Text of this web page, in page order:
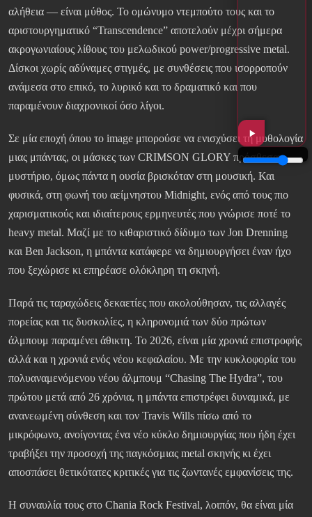
αλήθεια — είναι μύθος. Το ομώνυμο ντεμπούτο τους και το
αριστουργηματικό “Transcendence” αποτελούν μέχρι σήμερα
ακρογωνιαίους λίθους του μελωδικού power/progressive metal.
Δίσκοι χωρίς αδύναμες στιγμές, με συνθέσεις που ισορροπούν
ανάμεσα στο επικό, το λυρικό και το δραματικό και που
παραμένουν διαχρονικοί όσο λίγοι.
Σε μία εποχή όπου το image μπορούσε να ενισχύσει τη μυθολογία
μιας μπάντας, οι μάσκες των CRIMSON GLORY πρόσθεσαν
μυστήριο, όμως πάντα η ουσία βρισκόταν στη μουσική. Και
φυσικά, στη φωνή του αείμνηστου Midnight, ενός από τους πιο
χαρισματικούς και ιδιαίτερους ερμηνευτές που γνώρισε ποτέ το
heavy metal. Μαζί με το κιθαριστικό δίδυμο των Jon Drenning
και Ben Jackson, η μπάντα κατάφερε να δημιουργήσει έναν ήχο
που ξεχώρισε κι επηρέασε ολόκληρη τη σκηνή.
Παρά τις ταραχώδεις δεκαετίες που ακολούθησαν, τις αλλαγές
πορείας και τις δυσκολίες, η κληρονομιά των δύο πρώτων
άλμπουμ παραμένει άθικτη. Το 2026, είναι μία χρονιά επιστροφής
αλλά και η χρονιά ενός νέου κεφαλαίου. Με την κυκλοφορία του
πολυαναμενόμενου νέου άλμπουμ “Chasing The Hydra”, του
πρώτου μετά από 26 χρόνια, η μπάντα επιστρέφει δυναμικά, με
ανανεωμένη σύνθεση και τον Travis Wills πίσω από το
μικρόφωνο, ανοίγοντας ένα νέο κύκλο δημιουργίας που ήδη έχει
τραβήξει την προσοχή της παγκόσμιας metal σκηνής κι έχει
αποσπάσει θετικότατες κριτικές για τις ζωντανές εμφανίσεις της.
Η συναυλία τους στο Chania Rock Festival, λοιπόν, θα είναι μία